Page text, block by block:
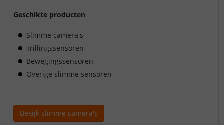
Geschikte producten
Slimme camera's
Trillingssensoren
Bewegingssensoren
Overige slimme sensoren
Bekijk slimme camera's